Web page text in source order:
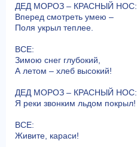
ДЕД МОРОЗ – КРАСНЫЙ НОС:
Вперед смотреть умею –
Поля укрыл теплее.
ВСЕ:
Зимою снег глубокий,
А летом – хлеб высокий!
ДЕД МОРОЗ – КРАСНЫЙ НОС:
Я реки звонким льдом покрыл!
ВСЕ:
Живите, караси!